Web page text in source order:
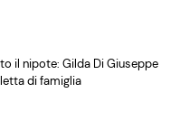
il nipote: Gilda Di Giuseppe
di famiglia